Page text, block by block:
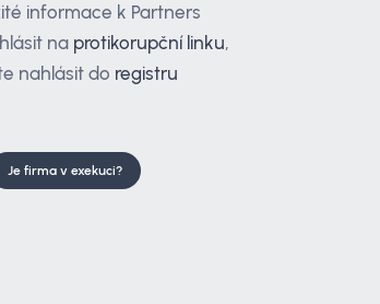
informace k Partners
na protikorupční linku,
nahlásit do registru
Je firma v exekuci?